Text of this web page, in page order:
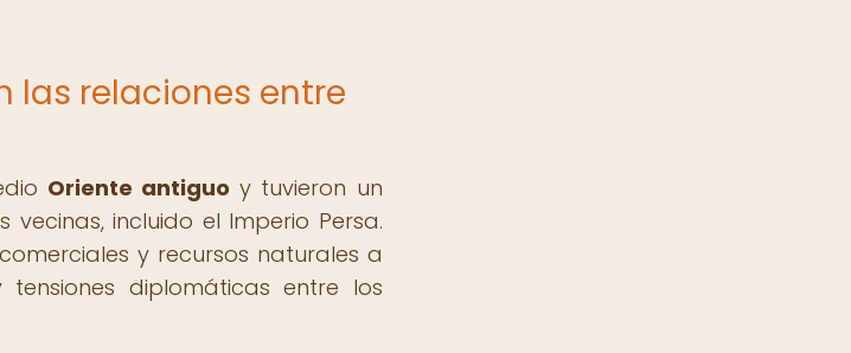
las relaciones entre
Oriente antiguo y tuvieron un
incluido el Imperio Persa.
y recursos naturales a
diplomáticas entre los